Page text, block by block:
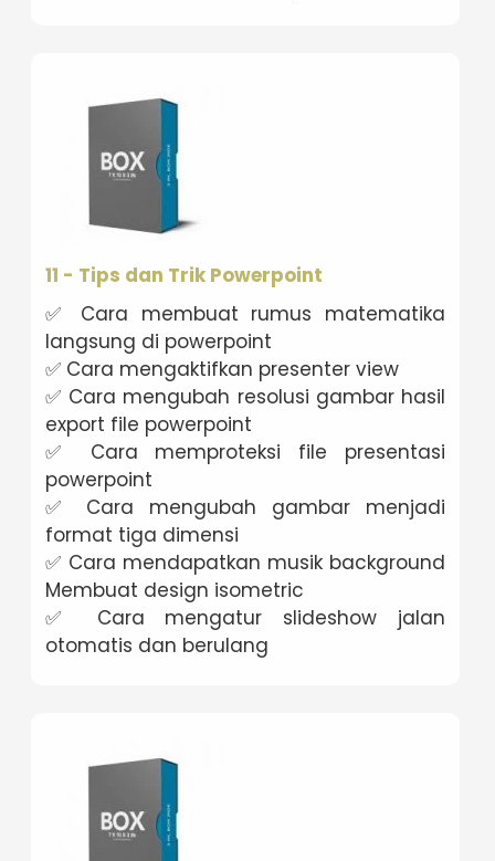
11 - Tips dan Trik Powerpoint
✅ Cara membuat rumus matematika
langsung di powerpoint
✅ Cara mengaktifkan presenter view
✅ Cara mengubah resolusi gambar hasil
export file powerpoint
✅ Cara memproteksi file presentasi
powerpoint
✅ Cara mengubah gambar menjadi
format tiga dimensi
✅ Cara mendapatkan musik background
Membuat design isometric
✅ Cara mengatur slideshow jalan
otomatis dan berulang